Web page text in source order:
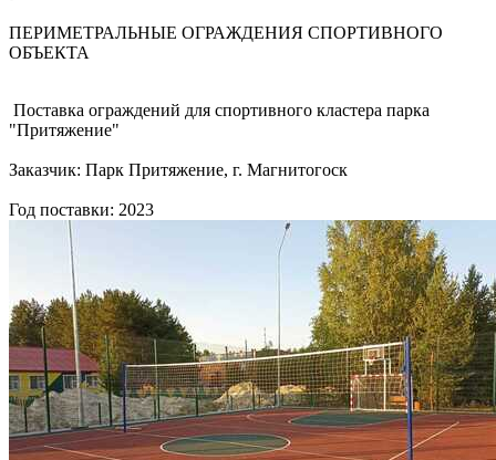
ПЕРИМЕТРАЛЬНЫЕ ОГРАЖДЕНИЯ СПОРТИВНОГО
ОБЪЕКТА
Поставка ограждений для спортивного кластера парка
"Притяжение"
Заказчик: Парк Притяжение, г. Магнитогоск
Год поставки: 2023